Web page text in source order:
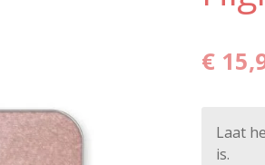
€
Laat
is.